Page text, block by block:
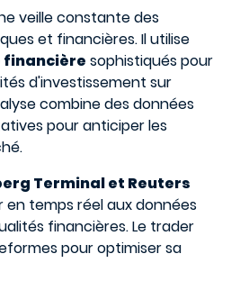
veille constante des
et financières. Il utilise
financière sophistiqués pour
d'investissement sur
combine des données
pour anticiper les
Terminal et Reuters
temps réel aux données
financières. Le trader
pour optimiser sa